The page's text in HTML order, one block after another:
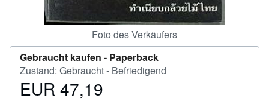
Foto des Verkäufers
Gebraucht kaufen - Paperback
Zustand: Gebraucht - Befriedigend
Preis
EUR 47,19